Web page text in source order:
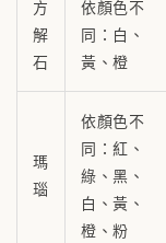
方
解
石
依顏色不
同：白、
黃、橙
瑪
瑙
依顏色不
同：紅、
綠、黑、
白、黃、
橙、粉